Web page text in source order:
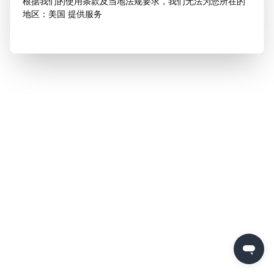
地区：美国 提供服务